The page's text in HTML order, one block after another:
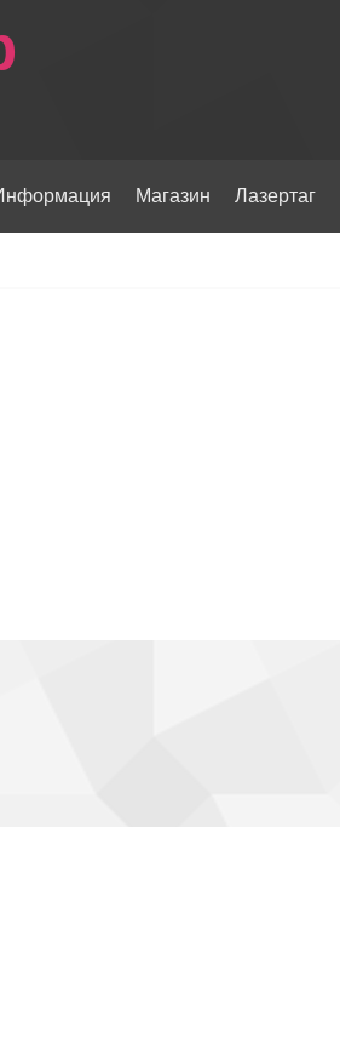
Магазин Лазертаг